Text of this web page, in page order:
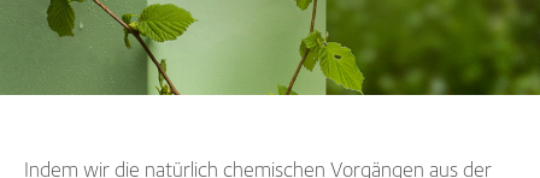
Indem wir die natürlich chemischen Vorgängen aus der